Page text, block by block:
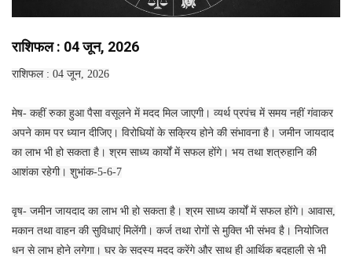
राशिफल : 04 जून, 2026
राशिफल : 04 जून, 2026
मेष- कहीं रुका हुआ पैसा वसूलने में मदद मिल जाएगी। व्यर्थ प्रपंच में समय नहीं गंवाकर
अपने काम पर ध्यान दीजिए। विरोधियों के सक्रिय होने की संभावना है। जमीन जायदाद
का लाभ भी हो सकता है। श्रम साध्य कार्यों में सफल होंगे। भय तथा शत्रुहानि की
आशंका रहेगी। शुभांक-5-6-7
वृष- जमीन जायदाद का लाभ भी हो सकता है। श्रम साध्य कार्यों में सफल होंगे। आवास,
मकान तथा वाहन की सुविधाएं मिलेंगी। कर्ज तथा रोगों से मुक्ति भी संभव है। नियोजित
धन से लाभ होने लगेगा। घर के सदस्य मदद करेंगे और साथ ही आर्थिक बदहाली से भी